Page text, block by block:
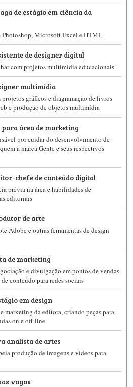
de estágio em ciência da
Photoshop, Microsoft Excel e HTML
de designer digital
com projetos multimídia educacionais
multimídia
gráficos e diagramação de livros
e produção de objetos multimídia
área de marketing
por cuidar do desenvolvimento de
a marca Gente e seus respectivos
chefe de conteúdo digital
prévia na área e habilidades de
editoriais
de arte
Adobe e outras ferramentas de design
de marketing
e divulgação em pontos de vendas
conteúdo para redes sociais
em design
marketing da editora, criando peças para
on e off-line
analista de artes
produção de imagens e vídeos para
vagas